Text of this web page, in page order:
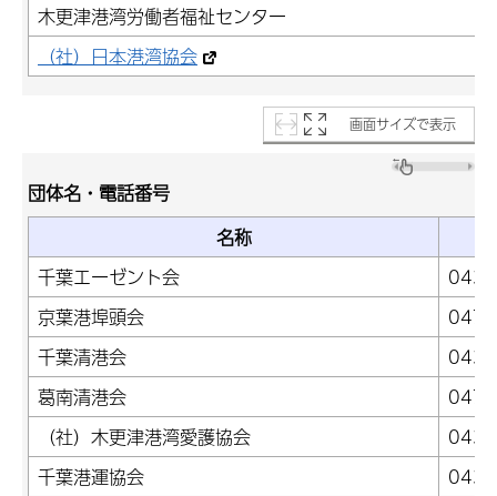
木更津港湾労働者福祉センター
（社）日本港湾協会
画面サイズで表示
団体名・電話番号
名称
千葉エーゼント会
京葉港埠頭会
千葉清港会
葛南清港会
（社）木更津港湾愛護協会
千葉港運協会